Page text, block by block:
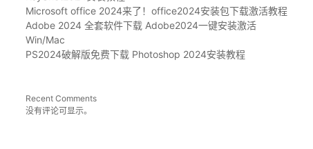
Microsoft office 2024来了！office2024安装包下载激活教程
Adobe 2024 全套软件下载 Adobe2024一键安装激活
Win/Mac
PS2024破解版免费下载 Photoshop 2024安装教程
Recent Comments
没有评论可显示。